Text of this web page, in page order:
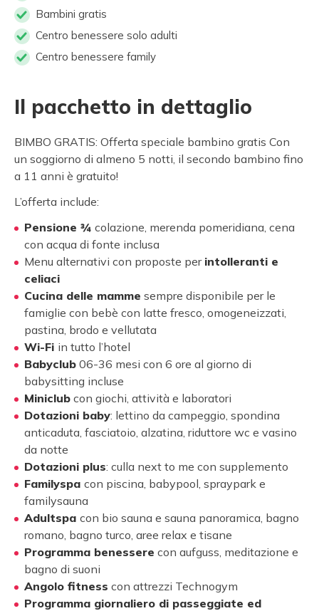
Bambini gratis
Centro benessere solo adulti
Centro benessere family
Il pacchetto in dettaglio
BIMBO GRATIS: Offerta speciale bambino gratis Con
un soggiorno di almeno 5 notti, il secondo bambino fino
a 11 anni è gratuito!
L’offerta include:
Pensione ¾ colazione, merenda pomeridiana, cena
con acqua di fonte inclusa
Menu alternativi con proposte per intolleranti e
celiaci
Cucina delle mamme sempre disponibile per le
famiglie con bebè con latte fresco, omogeneizzati,
pastina, brodo e vellutata
Wi-Fi in tutto l’hotel
Babyclub 06-36 mesi con 6 ore al giorno di
babysitting incluse
Miniclub con giochi, attività e laboratori
Dotazioni baby: lettino da campeggio, spondina
anticaduta, fasciatoio, alzatina, riduttore wc e vasino
da notte
Dotazioni plus: culla next to me con supplemento
Familyspa con piscina, babypool, spraypark e
familysauna
Adultspa con bio sauna e sauna panoramica, bagno
romano, bagno turco, aree relax e tisane
Programma benessere con aufguss, meditazione e
bagno di suoni
Angolo fitness con attrezzi Technogym
Programma giornaliero di passeggiate ed